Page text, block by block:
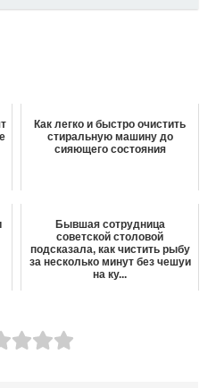
Как легко и быстро очистить
стиральную машину до
сияющего состояния
Бывшая сотрудница
советской столовой
подсказала, как чистить рыбу
за несколько минут без чешуи
на ку...